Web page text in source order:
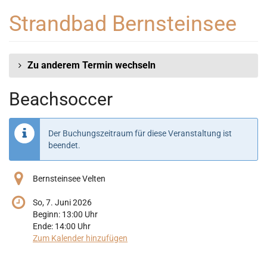
Haupt-
Strandbad Bernsteinsee
Zu anderem Termin wechseln
Beachsoccer
Der Buchungszeitraum für diese Veranstaltung ist
beendet.
Bernsteinsee Velten
So, 7. Juni 2026
Beginn: 13:00 Uhr
Ende: 14:00 Uhr
Zum Kalender hinzufügen